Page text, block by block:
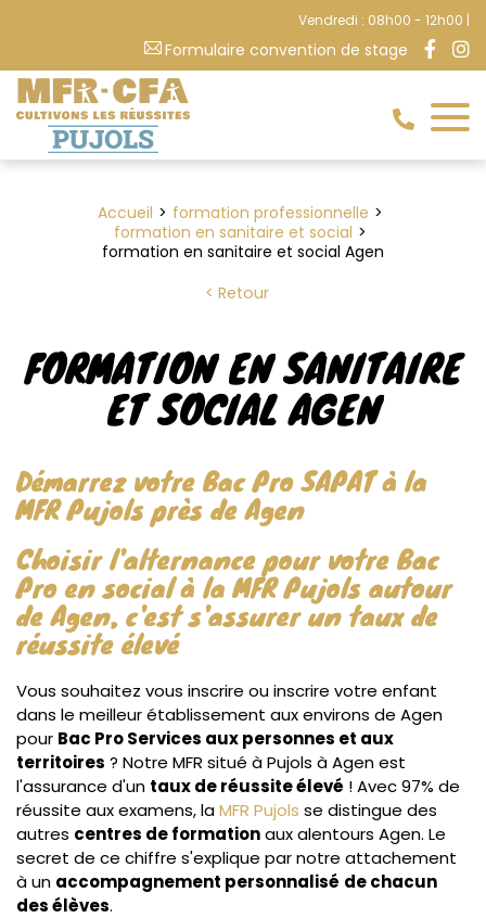
Vendredi : 08h00 - 12h00 |
Formulaire convention de stage
Accueil
formation professionnelle
formation en sanitaire et social
formation en sanitaire et social Agen
Retour
FORMATION EN SANITAIRE
ET SOCIAL AGEN
Démarrez votre Bac Pro SAPAT à la
MFR Pujols près de Agen
Choisir l'alternance pour votre Bac
Pro en social à la MFR Pujols autour
de Agen, c'est s'assurer un taux de
réussite élevé
Vous souhaitez vous inscrire ou inscrire votre enfant
dans le meilleur établissement aux environs de Agen
pour Bac Pro Services aux personnes et aux
territoires ? Notre MFR situé à Pujols à Agen est
l'assurance d'un taux de réussite élevé ! Avec 97% de
réussite aux examens, laMFR Pujols se distingue des
autres centres de formationaux alentours Agen. Le
secret de ce chiffre s'explique par notre attachement
à un accompagnement personnalisé de chacun
des élèves.